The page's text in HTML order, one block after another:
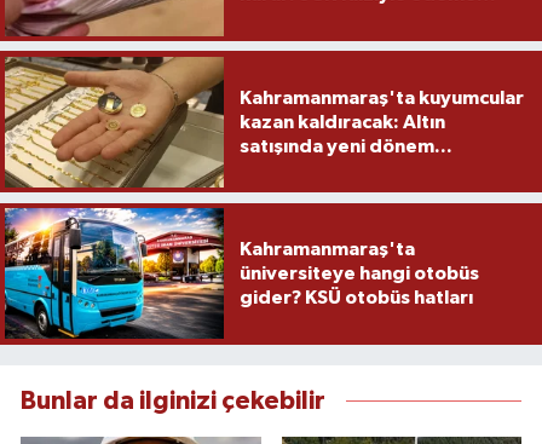
Kahramanmaraş'ta kuyumcular
kazan kaldıracak: Altın
satışında yeni dönem...
Kahramanmaraş'ta
üniversiteye hangi otobüs
gider? KSÜ otobüs hatları
Bunlar da ilginizi çekebilir